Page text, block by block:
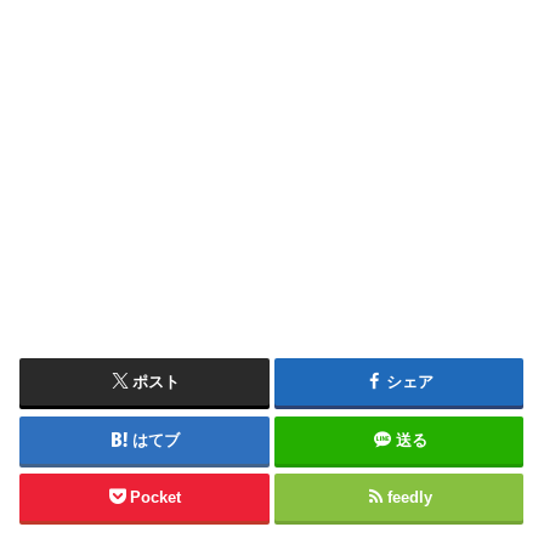
ポスト シェア
はてブ 送る
Pocket feedly